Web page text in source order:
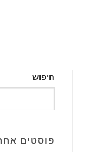
חיפוש
פוסטים